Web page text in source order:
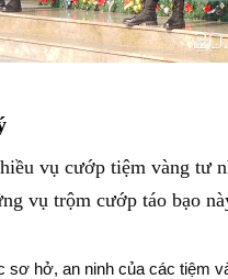
vụ cướp tiệm vàng tư
vụ trộm cướp táo bạo
hở, an ninh của các tiệm